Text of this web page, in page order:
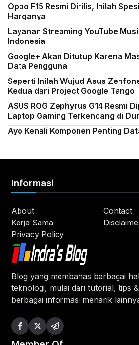
Oppo F15 Resmi Dirilis, Inilah
Harganya
Layanan Streaming YouTube
Indonesia
Google+ Akan Ditutup Karena
Data Pengguna
Seperti Inilah Wujud Asus
Kedua dari Project Google Tango
ASUS ROG Zephyrus G14 Resmi
Laptop Gaming Terkencang di
Ayo Kenali Komponen Penting
Blog yang membahas berbagai
teknologi, mulai dari tutorial, tips
berbagai informasi menarik
Informasi
About
Contact
Kerja Sama
Privacy Policy